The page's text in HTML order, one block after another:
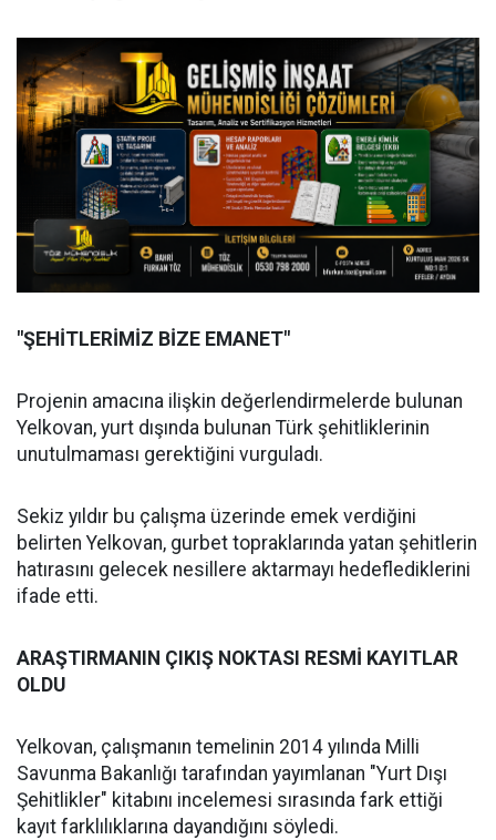
"ŞEHİTLERİMİZ BİZE EMANET"
Projenin amacına ilişkin değerlendirmelerde bulunan
Yelkovan, yurt dışında bulunan Türk şehitliklerinin
unutulmaması gerektiğini vurguladı.
Sekiz yıldır bu çalışma üzerinde emek verdiğini
belirten Yelkovan, gurbet topraklarında yatan şehitlerin
hatırasını gelecek nesillere aktarmayı hedeflediklerini
ifade etti.
ARAŞTIRMANIN ÇIKIŞ NOKTASI RESMİ KAYITLAR
OLDU
Yelkovan, çalışmanın temelinin 2014 yılında Milli
Savunma Bakanlığı tarafından yayımlanan "Yurt Dışı
Şehitlikler" kitabını incelemesi sırasında fark ettiği
kayıt farklılıklarına dayandığını söyledi.